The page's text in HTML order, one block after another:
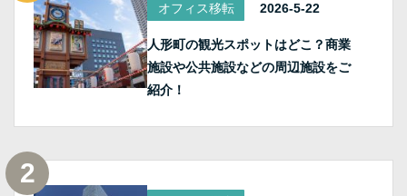
オフィス移転 2026-5-22
人形町の観光スポットはどこ？商業
施設や公共施設などの周辺施設をご
紹介！